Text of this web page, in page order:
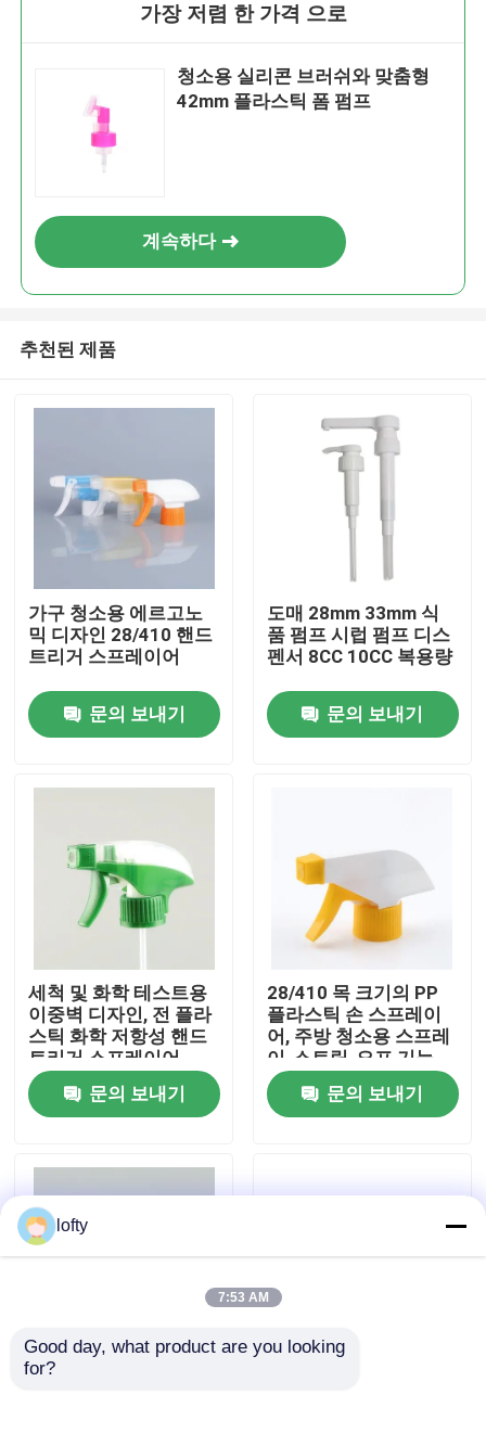
제품
우리에 대하여
공장 여행
연락주세요
경우
가장 저렴 한 가격 으로
청소용 실리콘 브러쉬와 맞춤형
42mm 플라스틱 폼 펌프
계속하다
추천된 제품
가구 청소용 에르고노
믹 디자인 28/410 핸드
트리거 스프레이어
문의 보내기
도매 28mm 33mm 식
품 펌프 시럽 펌프 디스
펜서 8CC 10CC 복용량
문의 보내기
세척 및 화학 테스트용
이중벽 디자인, 전 플라
스틱 화학 저항성 핸드
트리거 스프레이어
문의 보내기
28/410 목 크기의 PP
플라스틱 손 스프레이
어, 주방 청소용 스프레
이-스트림-오프 기능
문의 보내기
두 배 껍데기 리버드 닫
lofty
7:53 AM
Good day, what product are you looking
for?